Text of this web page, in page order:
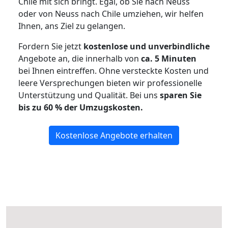
oder von Neuss nach Chile umziehen, wir helfen
Ihnen, ans Ziel zu gelangen.
Fordern Sie jetzt kostenlose und unverbindliche
Angebote an, die innerhalb von ca. 5 Minuten
bei Ihnen eintreffen. Ohne versteckte Kosten und
leere Versprechungen bieten wir professionelle
Unterstützung und Qualität. Bei uns sparen Sie
bis zu 60 % der Umzugskosten.
Kostenlose Angebote erhalten